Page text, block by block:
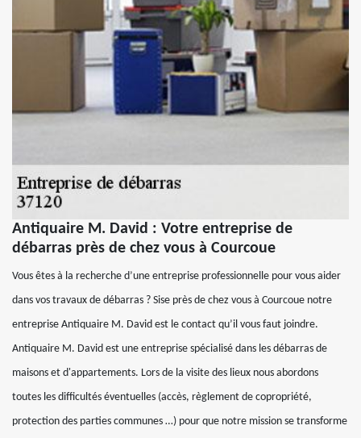
Antiquaire M. David : Votre entreprise de
débarras près de chez vous à Courcoue
Vous êtes à la recherche d’une entreprise professionnelle pour vous aider
dans vos travaux de débarras ? Sise près de chez vous à Courcoue notre
entreprise Antiquaire M. David est le contact qu’il vous faut joindre.
Antiquaire M. David est une entreprise spécialisé dans les débarras de
maisons et d'appartements. Lors de la visite des lieux nous abordons
toutes les difficultés éventuelles (accès, règlement de copropriété,
protection des parties communes …) pour que notre mission se transforme